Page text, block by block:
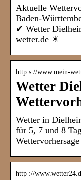
Aktuelle
Baden-
✔ Wetter
wetter.de ☀
http s://www.mein-
Wetter
Wetter in
für 5, 7 und 8
http ://